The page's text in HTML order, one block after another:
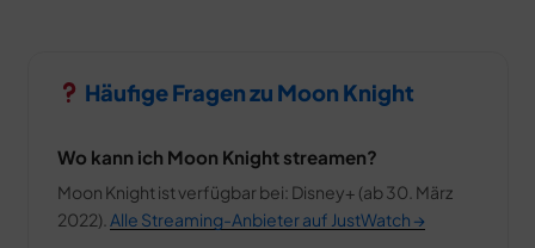
Häufige Fragen zu Moon Knight
Wo kann ich Moon Knight streamen?
Moon Knight ist verfügbar bei: Disney+ (ab 30. März
2022). Alle Streaming-Anbieter auf JustWatch →